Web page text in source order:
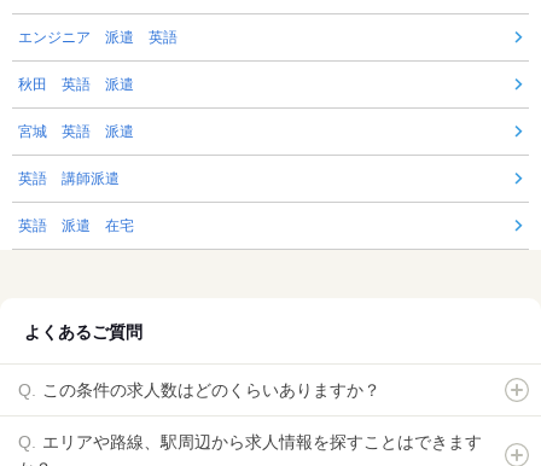
エンジニア 派遣 英語
秋田 英語 派遣
宮城 英語 派遣
英語 講師派遣
英語 派遣 在宅
よくあるご質問
この条件の求人数はどのくらいありますか？
エリアや路線、駅周辺から求人情報を探すことはできます